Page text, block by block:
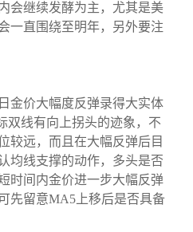
会继续发酵为主，尤其是美
一直围绕至明年，另外要注
金价大幅度反弹录得大实体
双线有向上拐头的迹象，不
较远，而且在大幅反弹后目
均线支撑的动作，多头是否
时间内金价进一步大幅反弹
先留意MA5上移后是否具备